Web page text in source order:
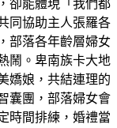
卻能體現「我們都
同協助主人張羅各
部落各年齡層婦女
鬧。卑南族卡大地
嬌娘，共結連理的
囊團，部落婦女會
時間排練，婚禮當